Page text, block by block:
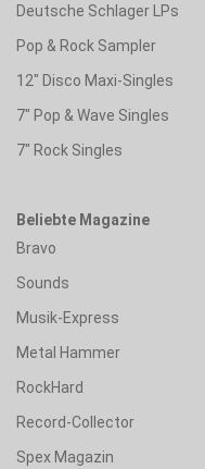
Deutsche Schlager LPs
Pop & Rock Sampler
12" Disco Maxi-Singles
7" Pop & Wave Singles
7" Rock Singles
Beliebte Magazine
Bravo
Sounds
Musik-Express
Metal Hammer
RockHard
Record-Collector
Spex Magazin